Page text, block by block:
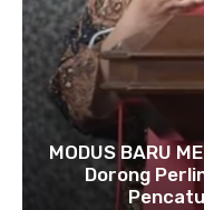
MODUS BARU
Dorong